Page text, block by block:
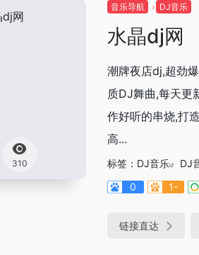
310
音乐导航 DJ音乐
水晶dj网
潮牌夜店dj,超劲
质DJ舞曲,每天更
作好听的串烧,打
高...
标签： DJ音乐
DJ
0
1-
链接直达